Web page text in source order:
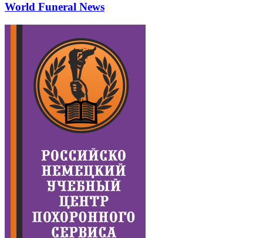
World Funeral News